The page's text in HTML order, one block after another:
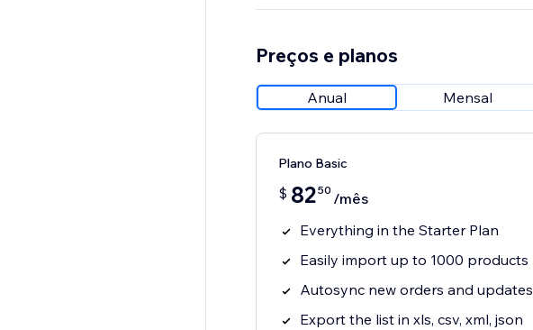
Preços e planos
Anual Mensal
Plano Basic
$ 8250 /mês
Everything in the Starter Plan
Easily import up to 1000 products
Autosync new orders and updates
Export the list in xls, csv, xml, json